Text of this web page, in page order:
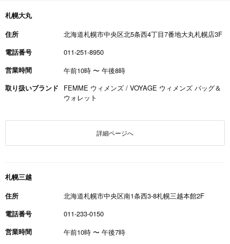
札幌大丸
住所
北海道札幌市中央区北5条西4丁目7番地大丸札幌店3F
電話番号
011-251-8950
営業時間
午前10時 〜 午後8時
取り扱いブランド
FEMME ウィメンズ / VOYAGE ウィメンズ バッグ＆
ウォレット
詳細ページへ
札幌三越
住所
北海道札幌市中央区南1条西3-8札幌三越本館2F
電話番号
011-233-0150
営業時間
午前10時 〜 午後7時